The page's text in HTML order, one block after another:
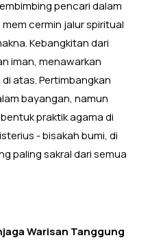
pencari dalam
cermin jalur spiritual
Kebangkitan dari
iman, menawarkan
atas. Pertimbangkan
bayangan, namun
praktik agama di
- bisakah bumi, di
paling sakral dari semua
Warisan Tanggung